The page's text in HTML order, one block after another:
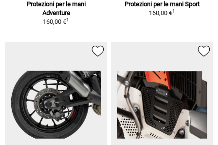
Protezioni per le mani
Adventure
160,00 €1
Protezioni per le mani Sport
160,00 €1